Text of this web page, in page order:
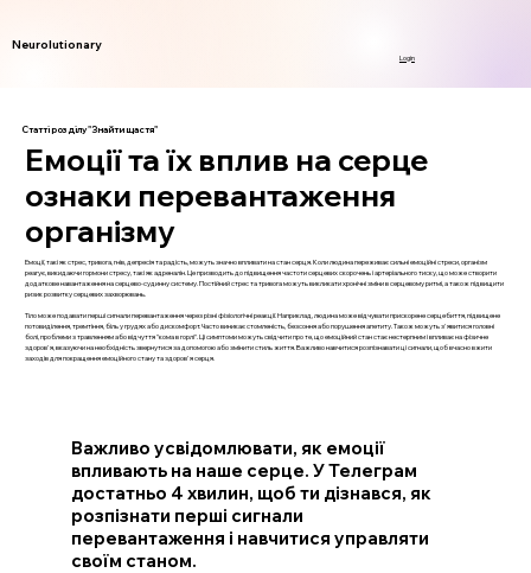
Neurolutionary
Login
Статті розділу "Знайти щастя"
Емоції та їх вплив на серце
ознаки перевантаження
організму
Емоції, такі як стрес, тривога, гнів, депресія та радість, можуть значно впливати на стан серця. Коли людина переживає сильні емоційні стреси, організм
реагує, викидаючи гормони стресу, такі як адреналін. Це призводить до підвищення частоти серцевих скорочень і артеріального тиску, що може створити
додаткове навантаження на серцево-судинну систему. Постійний стрес та тривога можуть викликати хронічні зміни в серцевому ритмі, а також підвищити
ризик розвитку серцевих захворювань.
Тіло може подавати перші сигнали перевантаження через різні фізіологічні реакції. Наприклад, людина може відчувати прискорене серцебиття, підвищене
потовиділення, тремтіння, біль у грудях або дискомфорт. Часто виникає стомленість, безсоння або порушення апетиту. Також можуть з'явитися головні
болі, проблеми з травленням або відчуття "кома в горлі". Ці симптоми можуть свідчити про те, що емоційний стан стає нестерпним і впливає на фізичне
здоров'я, вказуючи на необхідність звернутися за допомогою або змінити стиль життя. Важливо навчитися розпізнавати ці сигнали, щоб вчасно вжити
заходів для покращення емоційного стану та здоров'я серця.
Важливо усвідомлювати, як емоції
впливають на наше серце. У Телеграм
достатньо 4 хвилин, щоб ти дізнався, як
розпізнати перші сигнали
перевантаження і навчитися управляти
своїм станом.